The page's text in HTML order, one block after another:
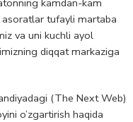
tufayli martaba
va uni kuchli ayol
diqqat markaziga
(The Next Web)
o’zgartirish haqida